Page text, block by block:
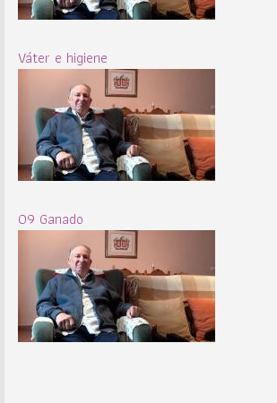
Váter e higiene
09 Ganado